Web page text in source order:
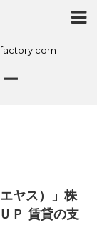
ヤス）」株
Ｐ 賃貸の支